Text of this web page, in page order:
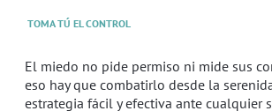
TOMA TÚ EL CONTROL
El miedo no pide permiso ni mide sus
eso hay que combatirlo desde la
estrategia fácil y efectiva ante cualquier